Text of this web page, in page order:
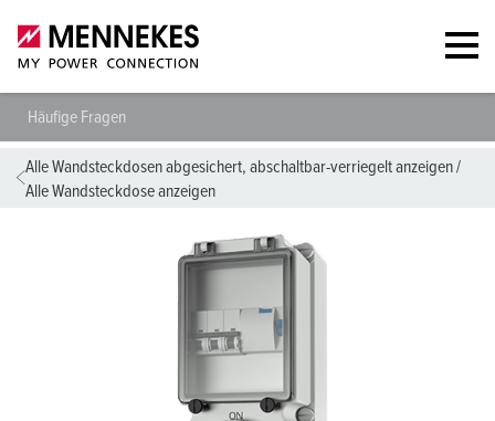
Häufige Fragen
Alle Wandsteckdosen abgesichert, abschaltbar-verriegelt anzeigen/
Alle Wandsteckdose anzeigen